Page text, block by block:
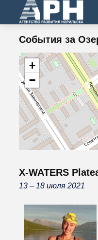
События за
+
−
X-WATERS
13 – 18 июля 2021